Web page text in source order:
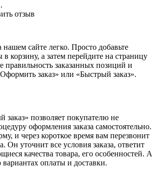
отзыв
сайте легко. Просто добавьте
корзину, а затем перейдите на страницу
правильность заказанных позиций и
заказ» или «Быстрый заказ».
позволяет покупателю не
оформления заказа самостоятельно.
и через короткое время вам перезвонит
Он уточнит все условия заказа, ответит
качества товара, его особенностей. А
оплаты и доставки.